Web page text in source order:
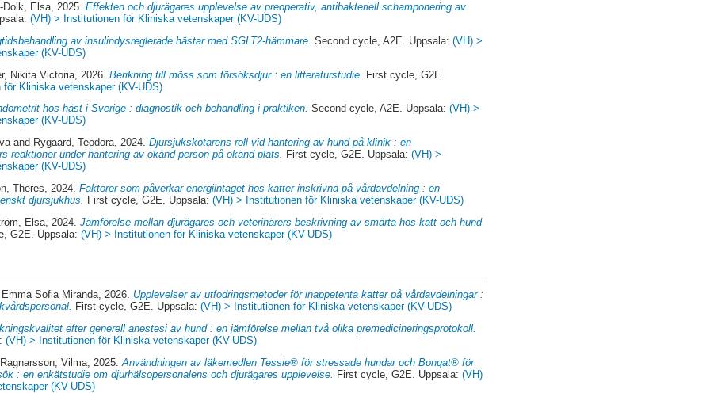
Dolk, Elsa, 2025.Effekten och djurägares upplevelse av preoperativ, antibakteriell schamponering av
(VH) > Institutionen för Kliniska vetenskaper (KV-UDS)
av insulindysreglerade hästar med SGLT2-hämmare. Second cycle, A2E. Uppsala:(VH) >
(KV-UDS)
Nikita Victoria , 2026.Berikning till möss som försöksdjur : en litteraturstudie. First cycle, G2E.
Kliniska vetenskaper (KV-UDS)
hos häst i Sverige : diagnostik och behandling i praktiken. Second cycle, A2E. Uppsala:(VH) >
(KV-UDS)
and Rygaard, Teodora, 2024.Djursjukskötarens roll vid hantering av hund på klinik : en
reaktioner under hantering av okänd person på okänd plats. First cycle, G2E. Uppsala:(VH) >
(KV-UDS)
Theres, 2024.Faktorer som påverkar energiintaget hos katter inskrivna på vårdavdelning : en
djursjukhus. First cycle, G2E. Uppsala:(VH) > Institutionen för Kliniska vetenskaper (KV-UDS)
Elsa , 2024.Jämförelse mellan djurägares och veterinärers beskrivning av smärta hos katt och hund
G2E. Uppsala:(VH) > Institutionen för Kliniska vetenskaper (KV-UDS)
Sofia Miranda , 2026. Upplevelser av utfodringsmetoder för inappetenta katter på vårdavdelningar :
First cycle, G2E. Uppsala:(VH) > Institutionen för Kliniska vetenskaper (KV-UDS)
efter generell anestesi av hund : en jämförelse mellan två olika premedicineringsprotokoll.
(VH) > Institutionen för Kliniska vetenskaper (KV-UDS)
Vilma , 2025.Användningen av läkemedlen Tessie® för stressade hundar och Bonqat® för
: en enkätstudie om djurhälsopersonalens och djurägares upplevelse. First cycle, G2E. Uppsala:(VH)
(KV-UDS)